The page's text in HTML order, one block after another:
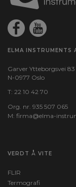
ELMA INSTRUMENTS
Garver Ytteborgsvei 83
N-0977 Oslo
T: 22 10 42 70
Org. nr. 935 507 065
M: firma@elma-
VERDT Å VITE
FLIR
Termografi